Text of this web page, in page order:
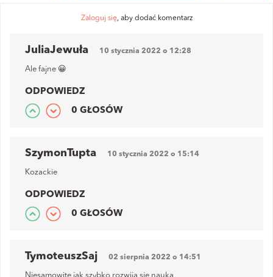
Zaloguj się, aby dodać komentarz
JuliaJewuła 10 stycznia 2022 o 12:28
Ale fajne 😀
ODPOWIEDZ
0 GŁOSÓW
SzymonTupta 10 stycznia 2022 o 15:14
Kozackie
ODPOWIEDZ
0 GŁOSÓW
TymoteuszSaj 02 sierpnia 2022 o 14:51
Niesamowite jak szybko rozwija się nauka